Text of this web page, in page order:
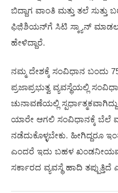
ಬಿದ್ದಾಗ ವಾಂತಿ ಮತ್ತು ತಲೆ ಸುತ್ತು
ಫಿಜಿ಼ಶಿಯನ್‌ಗೆ ಸಿಟಿ ಸ್ಕ್ಯಾನ್‌
ಹೇಳಿದ್ದಾರೆ.
ನಮ್ಮ ದೇಶಕ್ಕೆ ಸಂವಿಧಾನ ಬಂದು
ಪ್ರಜಾಪ್ರಭುತ್ವ ವ್ಯವಸ್ಥೆಯಲ್ಲಿ
ಚುನಾವಣೆಯಲ್ಲಿ
ಯಾರೇ ಆಗಲಿ ಸಂವಿಧಾನಕ್ಕೆ ಬೆಲೆ
ನಡೆದುಕೊಳ್ಳಬೇಕು. ಹೀಗಿದ್ದರೂ
ಎಂದರೆ ಇದು ಬಹಳ
ಸರ್ಕಾರದ ವ್ಯವಸ್ಥೆ ಹಾದಿ ತಪ್ಪುತ್ತಿದೆ